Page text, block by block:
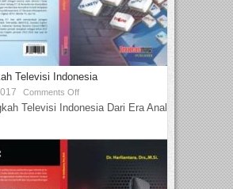
Televisi Indonesia
Comments Off
Televisi Indonesia Dari Era Analog